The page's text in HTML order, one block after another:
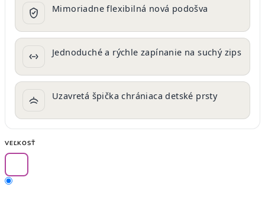
Mimoriadne flexibilná nová podošva
Jednoduché a rýchle zapínanie na suchý zips
Uzavretá špička chrániaca detské prsty
VEĽKOSŤ